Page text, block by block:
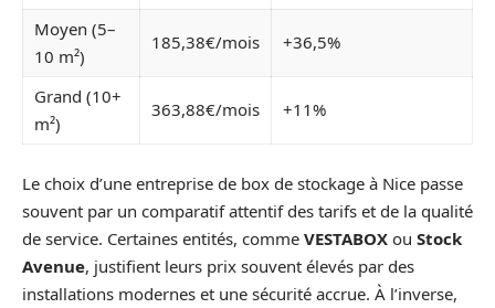
Moyen (5–
10 m²)
185,38€/mois +36,5%
Grand (10+
m²)
363,88€/mois +11%
Le choix d’une entreprise de box de stockage à Nice passe
souvent par un comparatif attentif des tarifs et de la qualité
de service. Certaines entités, comme VESTABOX ou Stock
Avenue, justifient leurs prix souvent élevés par des
installations modernes et une sécurité accrue. À l’inverse,